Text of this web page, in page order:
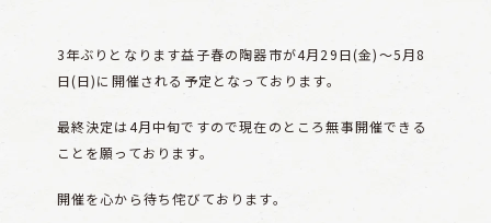
3年ぶりとなります益子春の陶器市が4月29日(金)〜5月8
日(日)に開催される予定となっております。
最終決定は4月中旬ですので現在のところ無事開催できる
ことを願っております。
開催を心から待ち侘びております。